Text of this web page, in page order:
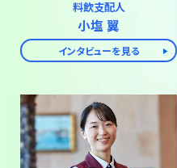
料飲支配人
小塩 翼
インタビューを見る